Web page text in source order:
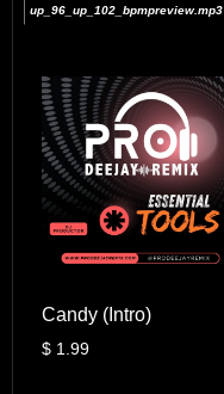
up_96_up_102_bpmpreview.mp3
Candy (Intro)
$1.99